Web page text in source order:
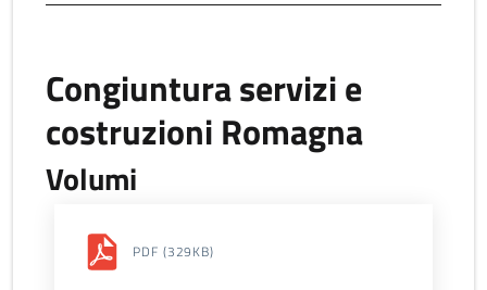
Congiuntura servizi e
costruzioni Romagna
Volumi
PDF (329KB)